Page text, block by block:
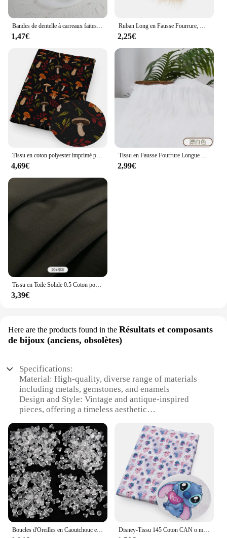
Bandes de dentelle à carreaux faites à la main pour la décoration de la maison, matériel de couverture de carte, accessoires de couture bricolage, mignon, doux, 10 pièces
1,47€
Ruban Long en Fausse Fourrure, Matériel de Couture, Patchwork, DIY, Garniture de Barbe, Cheveux, Bricolage, Décoration de Maison, Fait à la Main, Cosplay
2,25€
Tissu en coton polyester imprimé patchwork Black Moon, 50x145cm, tissu bricolage, couture, quilting, matériel de lework grossier
4,69€
Tissu en Fausse Fourrure Longue de 25x45cm, pour Travaux Grossiers, Imbibé d'Animaux, Bricolage, Cheveux Beurrés, Peluche, Couture, 9cm
2,99€
Tissu en Toile Solide 0.5 Coton pour Travaux Manuels, Matériel de Couture pour Juste de Canapé, Rideaux, Nappes, Taie d'Oreiller, Sacs, 100% m/1m/2m
3,39€
Here are the products found in the Résultats et composants
de bijoux (anciens, obsolètes)
Specifications:
Material: High-quality, diverse range of materials
including metals, gemstones, and enamels
Design and Style: Vintage and antique-inspired
pieces, offering a timeless aesthetic
and collectors seeking unique, rare components
Performance and Property: Durable and long-
lasting, designed to withstand the test of time
Parts and Accessories: Comprehensive sets of
components, including clasps, beads, and findings
Typical Adaptive Scenario: Perfect for creating
custom, one-of-a-kind jewelry pieces
Features:
**Unmatched Variety and Quality**
The MATERIEL Résultats et composants de bijoux
Boucles d'Oreilles en Caoutchouc et Silicone, Styles de Fermoirs, Bouchage d'Écrou, Arrière, Accessoires de Bijoux, 500 à 2000 Pièces Disney-Tissu 145 Coton CAN o matchs Stitch Jasmine, 50 x 100% cm, Matériel de Couture, Quilting, Couture Grossière, Patchwork Fait Main, Bricolage